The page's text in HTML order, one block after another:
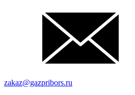
zakaz@gazpribors.ru